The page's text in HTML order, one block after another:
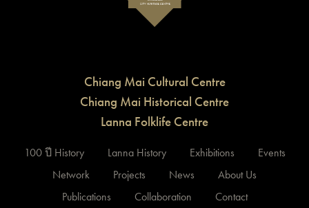
Chiang Mai Cultural Centre
Chiang Mai Historical Centre
Lanna Folklife Centre
100 ปี History Lanna History Exhibitions
Events
Network
Projects News
About Us
Publications
Collaboration Contact